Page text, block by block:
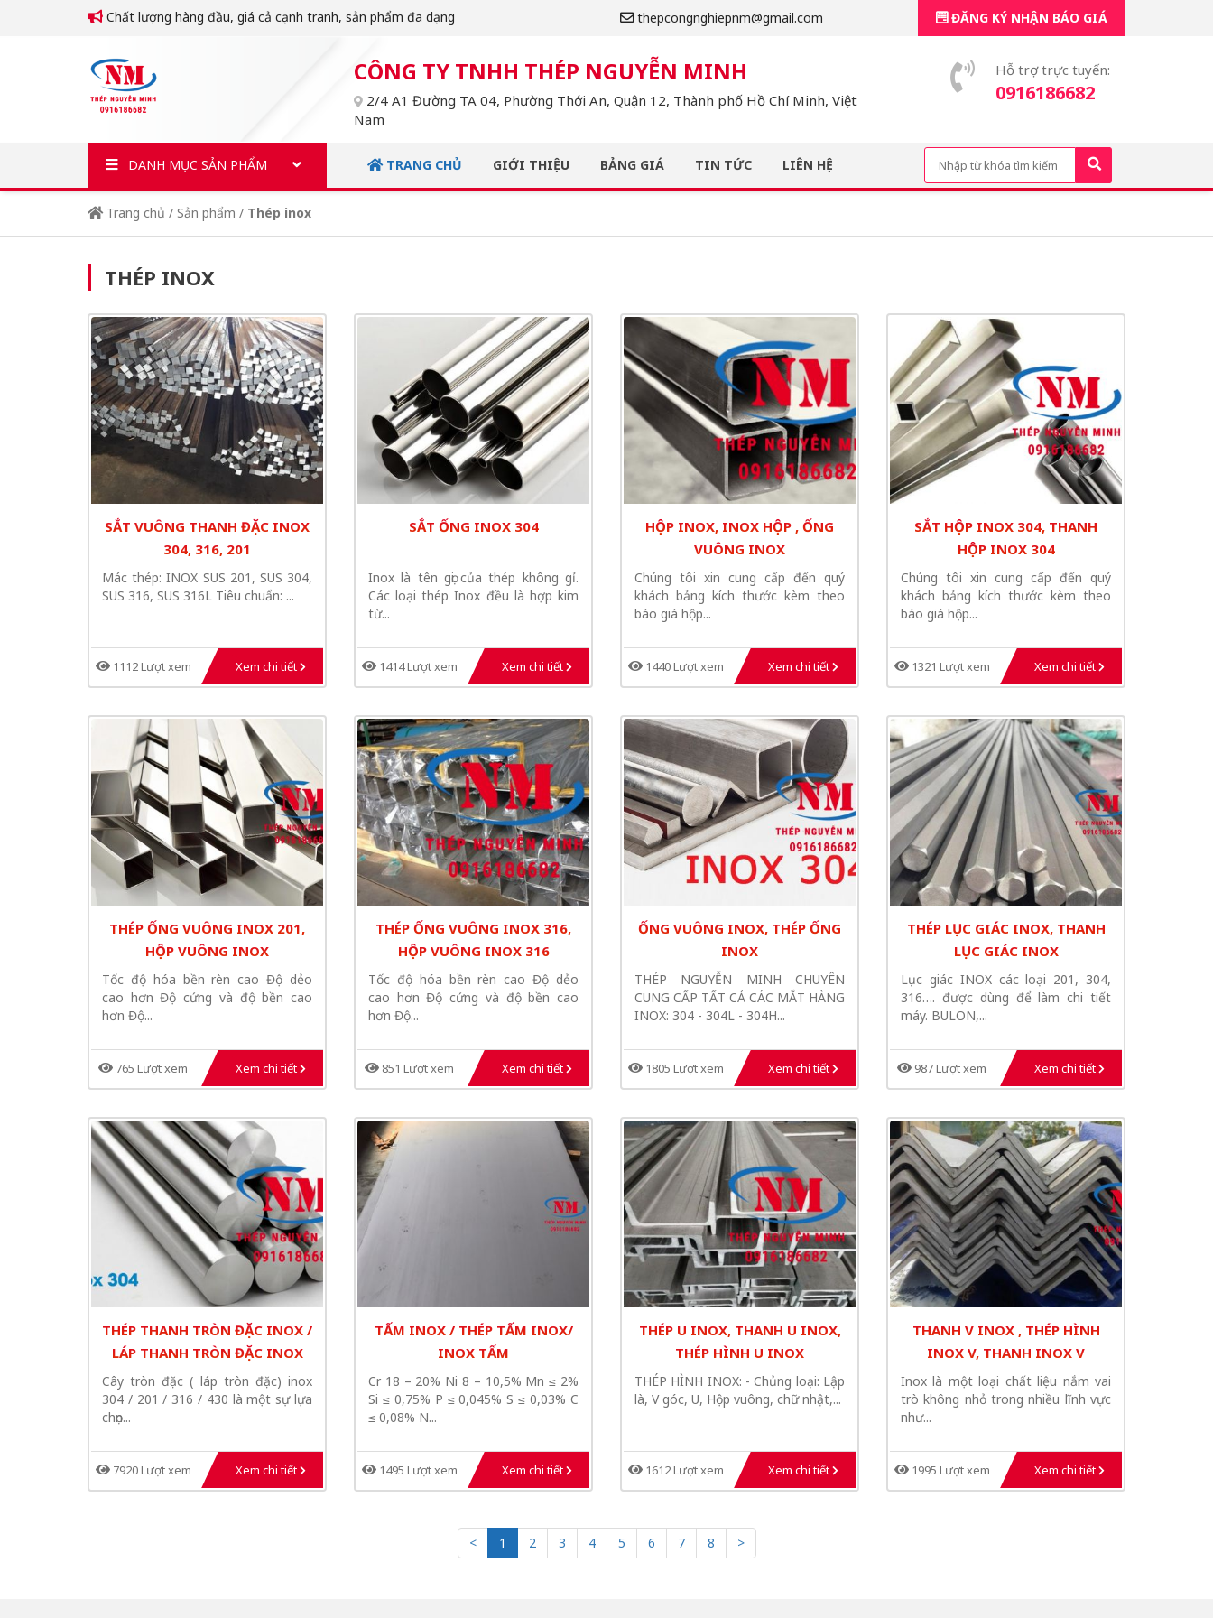
Chất lượng hàng đầu, giá cả cạnh tranh, sản phẩm đa dạng thepcongnghiepnm@gmail.com ĐĂNG KÝ NHẬN BÁO GIÁ
CÔNG TY TNHH THÉP NGUYỄN MINH
2/4 A1 Đường TA 04, Phường Thới An, Quận 12, Thành phố Hồ Chí Minh, Việt
Nam
Hỗ trợ trực tuyến:
0916186682
DANH MỤC SẢN PHẨM TRANG CHỦ GIỚI THIỆU BẢNG GIÁ TIN TỨC LIÊN HỆ
Trang chủ / Sản phẩm / Thép inox
THÉP INOX
SẮT VUÔNG THANH ĐẶC INOX
304, 316, 201
Mác thép: INOX SUS 201, SUS 304,
SUS 316, SUS 316L Tiêu chuẩn: ...
1112 Lượt xem Xem chi tiết
SẮT ỐNG INOX 304
Inox là tên gọi của thép không gỉ.
Các loại thép Inox đều là hợp kim
từ...
1414 Lượt xem Xem chi tiết
HỘP INOX, INOX HỘP , ỐNG
VUÔNG INOX
Chúng tôi xin cung cấp đến quý
khách bảng kích thước kèm theo
báo giá hộp...
1440 Lượt xem Xem chi tiết
SẮT HỘP INOX 304, THANH
HỘP INOX 304
Chúng tôi xin cung cấp đến quý
khách bảng kích thước kèm theo
báo giá hộp...
1321 Lượt xem Xem chi tiết
THÉP ỐNG VUÔNG INOX 201,
HỘP VUÔNG INOX
Tốc độ hóa bền rèn cao Độ dẻo
cao hơn Độ cứng và độ bền cao
hơn Độ...
765 Lượt xem Xem chi tiết
THÉP ỐNG VUÔNG INOX 316,
HỘP VUÔNG INOX 316
Tốc độ hóa bền rèn cao Độ dẻo
cao hơn Độ cứng và độ bền cao
hơn Độ...
851 Lượt xem Xem chi tiết
ỐNG VUÔNG INOX, THÉP ỐNG
INOX
THÉP NGUYỄN MINH CHUYÊN
CUNG CẤP TẤT CẢ CÁC MẮT HÀNG
INOX: 304 - 304L - 304H...
1805 Lượt xem Xem chi tiết
THÉP LỤC GIÁC INOX, THANH
LỤC GIÁC INOX
Lục giác INOX các loại 201, 304,
316…. được dùng để làm chi tiết
máy. BULON,...
987 Lượt xem Xem chi tiết
THÉP THANH TRÒN ĐẶC INOX /
LÁP THANH TRÒN ĐẶC INOX
Cây tròn đặc ( láp tròn đặc) inox
304 / 201 / 316 / 430 là một sự lựa
chọn...
7920 Lượt xem Xem chi tiết
TẤM INOX / THÉP TẤM INOX/
INOX TẤM
Cr 18 – 20% Ni 8 – 10,5% Mn ≤ 2%
Si ≤ 0,75% P ≤ 0,045% S ≤ 0,03% C
≤ 0,08% N...
1495 Lượt xem Xem chi tiết
THÉP U INOX, THANH U INOX,
THÉP HÌNH U INOX
THÉP HÌNH INOX: - Chủng loại: Lập
là, V góc, U, Hộp vuông, chữ nhật,...
1612 Lượt xem Xem chi tiết
THANH V INOX , THÉP HÌNH
INOX V, THANH INOX V
Inox là một loại chất liệu nắm vai
trò không nhỏ trong nhiều lĩnh vực
như...
1995 Lượt xem Xem chi tiết
< 1 2 3 4 5 6 7 8 >